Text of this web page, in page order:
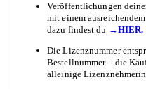
Veröffentlichungen
mit einem
dazu findest du →HIER.
Die Lizenznummer
Bestellnummer – die
alleinige